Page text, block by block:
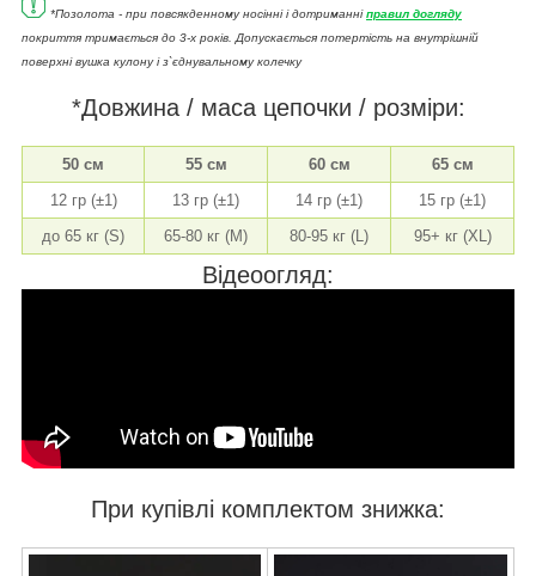
*Позолота - при повсякденному носінні і дотриманніправил догляду
покриття тримається до 3-х років. Допускається потертість на внутрішній
поверхні вушка кулону і з`єднувальному колечку
*Довжина / маса цепочки / розміри:
50 см 55 см 60 см
65 см
12 гр (±1)
13 гр (±1) 14 гр (±1)
15 гр (±1)
до 65 кг (S)
65-80 кг (M) 80-95 кг (L) 95+ кг (XL)
Відеоогляд:
При купівлі комплектом знижка: